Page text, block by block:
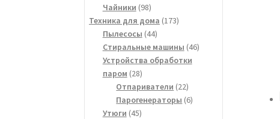
Чайники 9898
товаров
Техника для дома 173173
Пылесосы 4444
товара
Стиральные машины 4646
Устройства обработки
паром 2828
товаров
Отпариватели 2222
товара
Парогенераторы 66
Утюги 4545